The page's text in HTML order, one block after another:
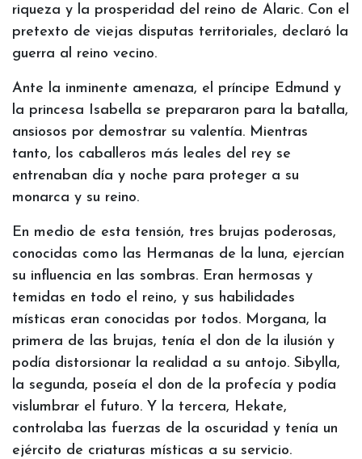
riqueza y la prosperidad del reino de Alaric. Con el
pretexto de viejas disputas territoriales, declaró la
guerra al reino vecino.
Ante la inminente amenaza, el príncipe Edmund y
la princesa Isabella se prepararon para la batalla,
ansiosos por demostrar su valentía. Mientras
tanto, los caballeros más leales del rey se
entrenaban día y noche para proteger a su
monarca y su reino.
En medio de esta tensión, tres brujas poderosas,
conocidas como las Hermanas de la luna, ejercían
su influencia en las sombras. Eran hermosas y
temidas en todo el reino, y sus habilidades
místicas eran conocidas por todos. Morgana, la
primera de las brujas, tenía el don de la ilusión y
podía distorsionar la realidad a su antojo. Sibylla,
la segunda, poseía el don de la profecía y podía
vislumbrar el futuro. Y la tercera, Hekate,
controlaba las fuerzas de la oscuridad y tenía un
ejército de criaturas místicas a su servicio.